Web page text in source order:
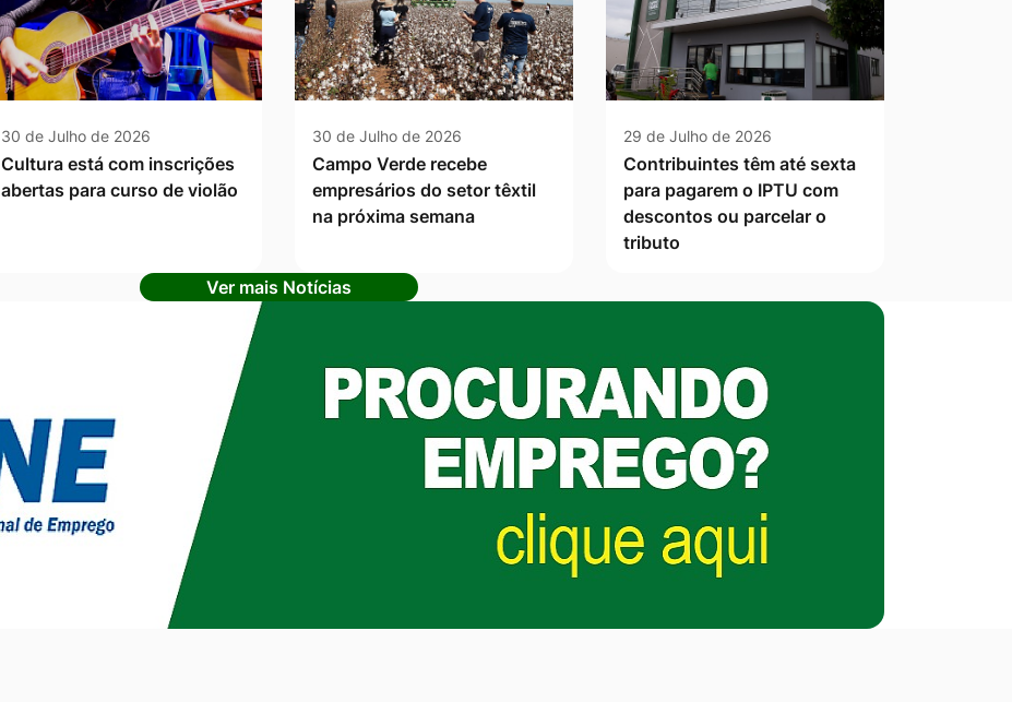
30 de Julho de 2026
Cultura está com inscrições
abertas para curso de violão
30 de Julho de 2026
Campo Verde recebe
empresários do setor têxtil
na próxima semana
29 de Julho de 2026
Contribuintes têm até sexta
para pagarem o IPTU com
descontos ou parcelar o
tributo
Ver mais Notícias